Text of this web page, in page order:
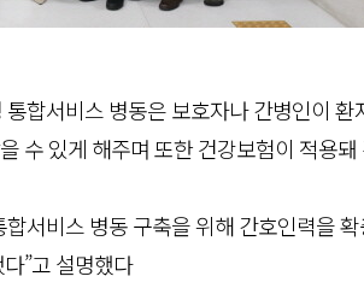
합서비스 병동은 보호자나 간병인이
수 있게 해주며 또한 건강보험이 적용
합서비스 병동 구축을 위해 간호인력을
”고 설명했다